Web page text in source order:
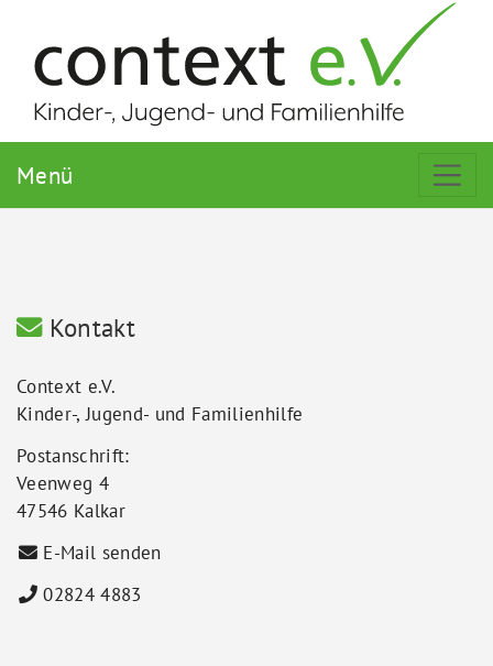
Menü
Kontakt
Context e.V.
Kinder-, Jugend- und Familienhilfe
Postanschrift:
Veenweg 4
47546 Kalkar
E-Mail senden
02824 4883